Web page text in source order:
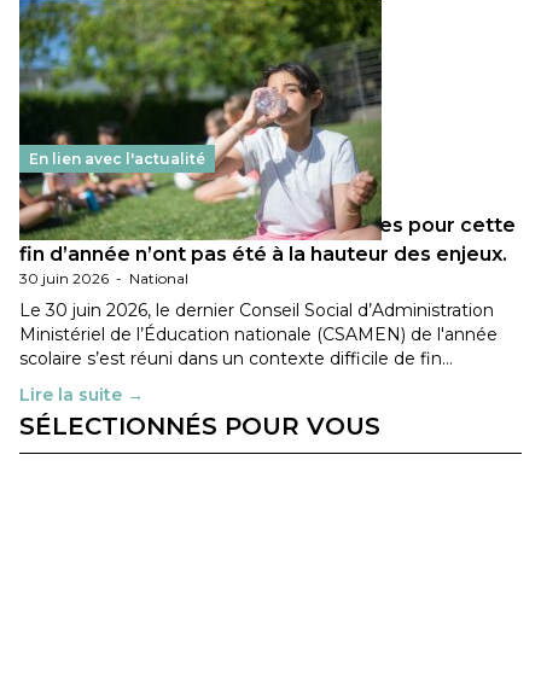
En lien avec l'actualité
Les décisions ministérielles attendues pour cette
fin d’année n’ont pas été à la hauteur des enjeux.
30 juin 2026 - National
Le 30 juin 2026, le dernier Conseil Social d’Administration
Ministériel de l’Éducation nationale (CSAMEN) de l'année
scolaire s’est réuni dans un contexte difficile de fin…
Lire la suite →
SÉLECTIONNÉS POUR VOUS